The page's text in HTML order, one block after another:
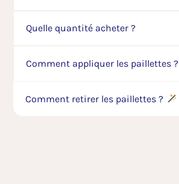
Quelle quantité acheter ?
Comment appliquer les paillettes ?
Comment retirer les paillettes ?